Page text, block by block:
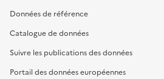
Données de référence
Catalogue de données
Suivre les publications des données
Portail des données européennes